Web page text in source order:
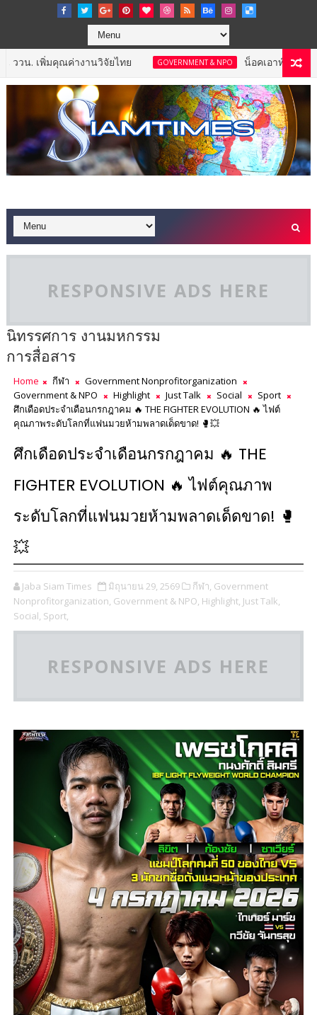
ณค่างานวิจัยไทย GOVERNMENT & NPO น็อคเอาท์ ซีพีเอฟ คว้าแชมป์ส
RESPONSIVE ADS HERE
นิทรรศการ งานมหกรรม
การสื่อสาร
Home กีฬา
Government Nonprofitorganization
Government & NPO
Highlight Just Talk Social
Sport
ศึกเดือดประจำเดือนกรกฎาคม 🔥 THE FIGHTER EVOLUTION 🔥 ไฟต์
คุณภาพระดับโลกที่แฟนมวยห้ามพลาดเด็ดขาด! 🥊💥
ศึกเดือดประจำเดือนกรกฎาคม 🔥 THE
FIGHTER EVOLUTION 🔥 ไฟต์คุณภาพ
ระดับโลกที่แฟนมวยห้ามพลาดเด็ดขาด! 🥊
💥
Jaba Siam Times มิถุนายน 29, 2569 กีฬา, Government
Nonprofitorganization, Government & NPO, Highlight, Just Talk,
Social, Sport,
RESPONSIVE ADS HERE